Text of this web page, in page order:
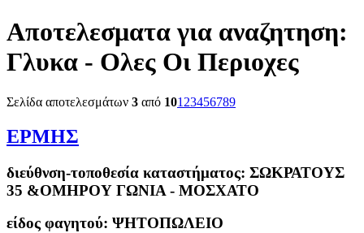
Αποτελεσματα για αναζητηση:
Γλυκα - Ολες Οι Περιοχες
Σελίδα αποτελεσμάτων 3 από 101 23456789
ΕΡΜΗΣ
διεύθνση-τοποθεσία καταστήματος: ΣΩΚΡΑΤΟΥΣ
35 &ΟΜΗΡΟΥ ΓΩΝΙΑ - ΜΟΣΧΑΤΟ
είδος φαγητού: ΨΗΤΟΠΩΛΕΙΟ